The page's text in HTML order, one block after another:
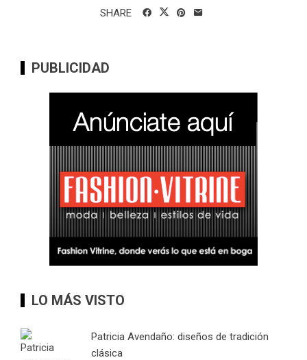
SHARE
PUBLICIDAD
LO MÁS VISTO
Patricia Avendaño: diseños de tradición
clásica